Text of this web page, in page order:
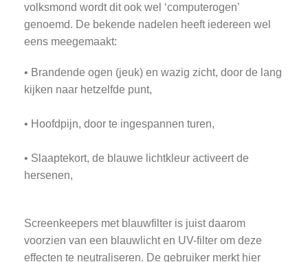
volksmond wordt dit ook wel ‘computerogen’
genoemd. De bekende nadelen heeft iedereen wel
eens meegemaakt:
• Brandende ogen (jeuk) en wazig zicht, door de lang
kijken naar hetzelfde punt,
• Hoofdpijn, door te ingespannen turen,
• Slaaptekort, de blauwe lichtkleur activeert de
hersenen,
Screenkeepers met blauwfilter is juist daarom
voorzien van een blauwlicht en UV-filter om deze
effecten te neutraliseren. De gebruiker merkt hier